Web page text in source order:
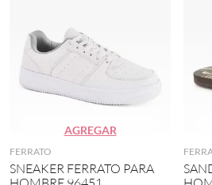
AGREGAR
FERRATO
SNEAKER FERRATO PARA